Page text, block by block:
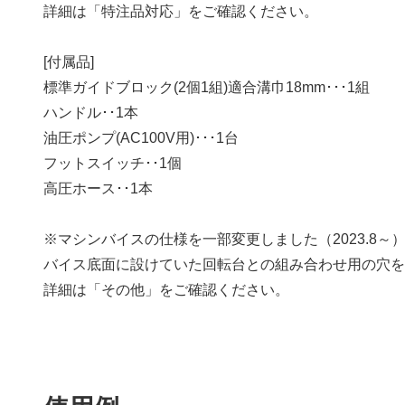
詳細は「特注品対応」をご確認ください。
[付属品]
標準ガイドブロック(2個1組)適合溝巾18mm･･･1組
ハンドル･･1本
油圧ポンプ(AC100V用)･･･1台
フットスイッチ･･1個
高圧ホース･･1本
※マシンバイスの仕様を一部変更しました（2023.8～）
バイス底面に設けていた回転台との組み合わせ用の穴を
詳細は「その他」をご確認ください。